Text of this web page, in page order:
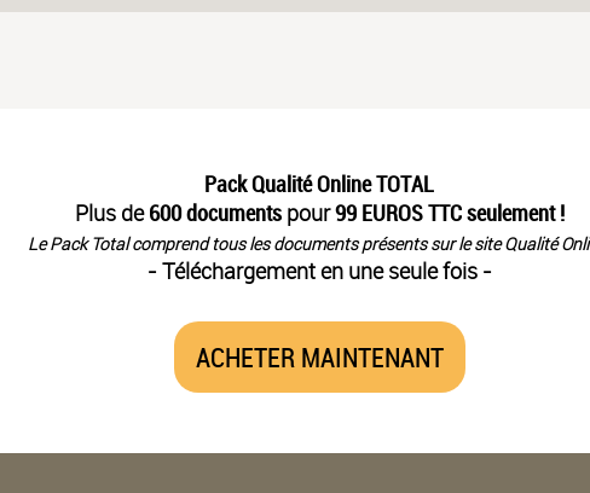
Pack Qualité Online TOTAL
Plus de600 documentspour99 EUROS TTC seulement !
Le Pack Total comprend tous les documents présents sur le site Qualité
- Téléchargement en une seule fois -
ACHETER MAINTENANT